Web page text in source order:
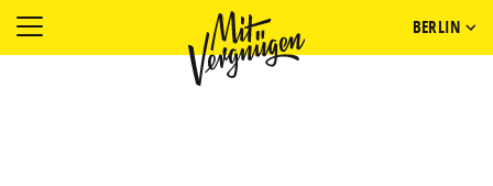
BERLIN